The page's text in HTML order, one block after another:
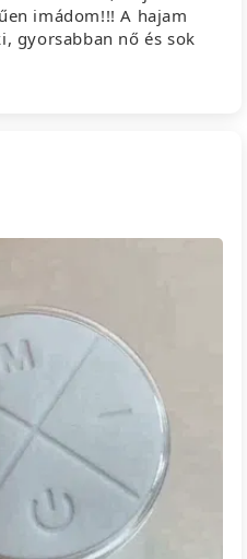
imádom!!! A hajam
gyorsabban nő és sok